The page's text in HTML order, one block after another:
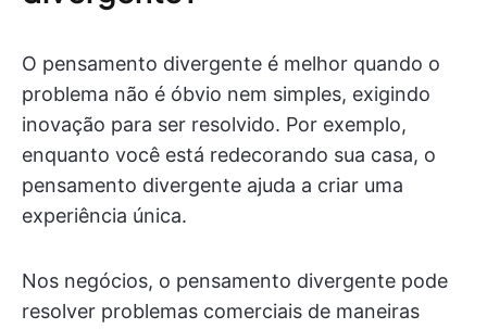
O pensamento divergente é melhor quando o
problema não é óbvio nem simples, exigindo
inovação para ser resolvido. Por exemplo,
enquanto você está redecorando sua casa, o
pensamento divergente ajuda a criar uma
experiência única.
Nos negócios, o pensamento divergente pode
resolver problemas comerciais de maneiras